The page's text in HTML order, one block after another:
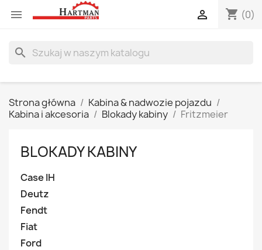
 shopping_cart (0)

search
Strona główna
Kabina & nadwozie pojazdu
Kabina i akcesoria
Blokady kabiny Fritzmeier
BLOKADY KABINY
Case IH
Deutz
Fendt
Fiat
Ford